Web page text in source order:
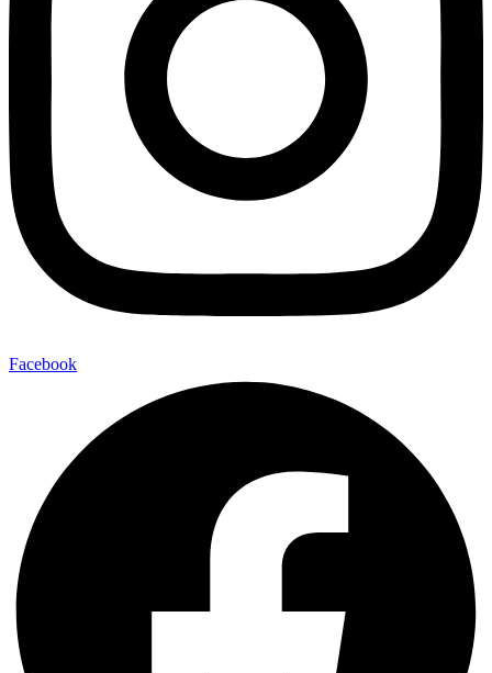
Facebook